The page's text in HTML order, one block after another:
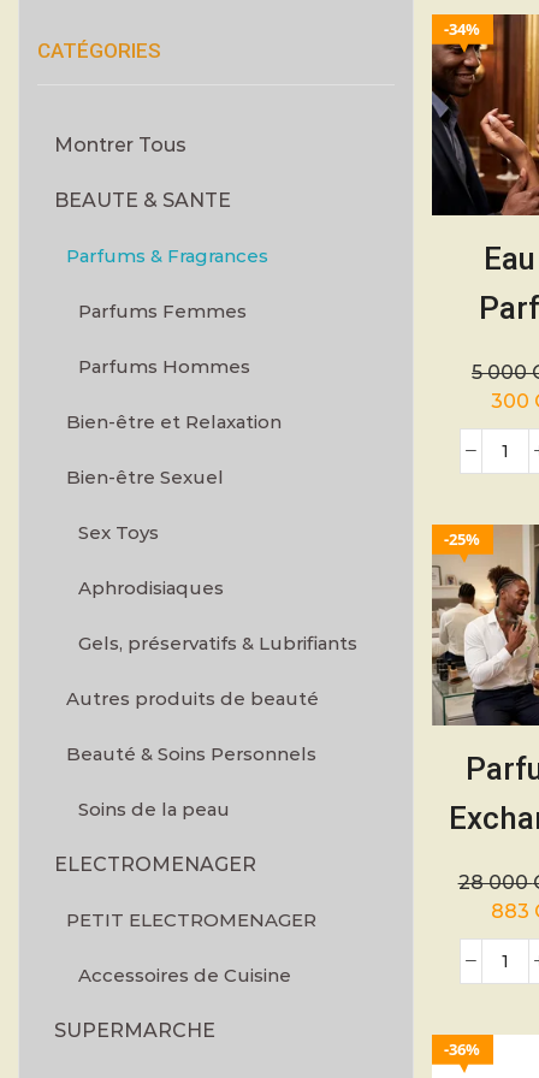
34%
–
5 000
300
25%
28 000
883
36%
CATÉGORIES
Montrer Tous
BEAUTE & SANTE
Parfums & Fragrances
Parfums Femmes
Parfums Hommes
Bien-être et Relaxation
Bien-être Sexuel
Sex Toys
Aphrodisiaques
Gels, préservatifs & Lubrifiants
Autres produits de beauté
Beauté & Soins Personnels
Soins de la peau
ELECTROMENAGER
PETIT ELECTROMENAGER
Accessoires de Cuisine
SUPERMARCHE